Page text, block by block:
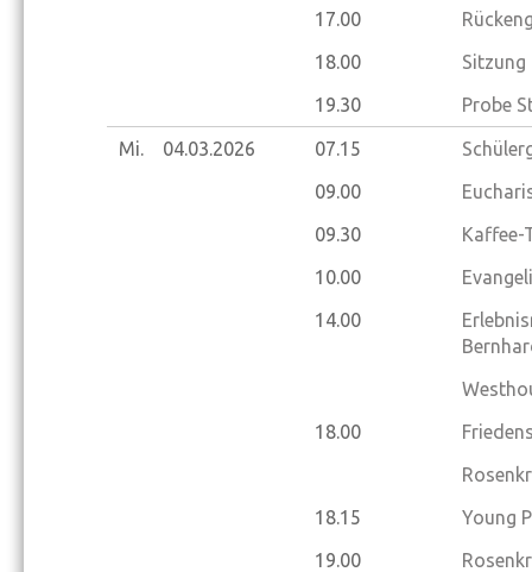
17.00
18.00
Sitzung
19.30
Probe
Mi. 04.03.2026 07.15
09.00
09.30
Kaffee-
10.00
14.00
18.00
18.15
Young
19.00